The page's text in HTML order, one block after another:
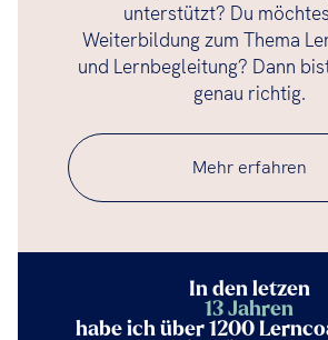
unterstützt? Du
Weiterbildung zum Thema
und Lernbegleitung? Dann
genau richtig.
Mehr erfahren
In den letzen
13 Jahren
habe ich über 1200